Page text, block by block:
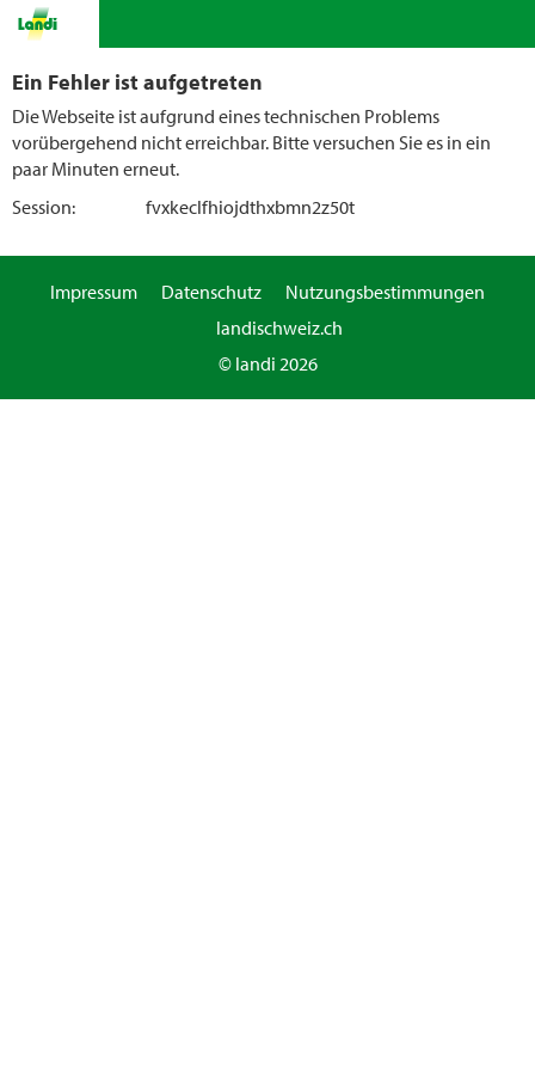
Ein Fehler ist aufgetreten
Die Webseite ist aufgrund eines technischen Problems
vorübergehend nicht erreichbar. Bitte versuchen Sie es in ein
paar Minuten erneut.
Session:
fvxkeclfhiojdthxbmn2z50t
Impressum Datenschutz
Nutzungsbestimmungen
landischweiz.ch
© landi 2026